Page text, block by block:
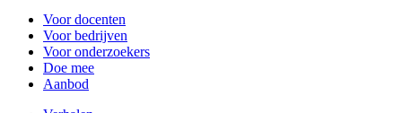
Voor docenten
Voor bedrijven
Voor onderzoekers
Doe mee
Aanbod